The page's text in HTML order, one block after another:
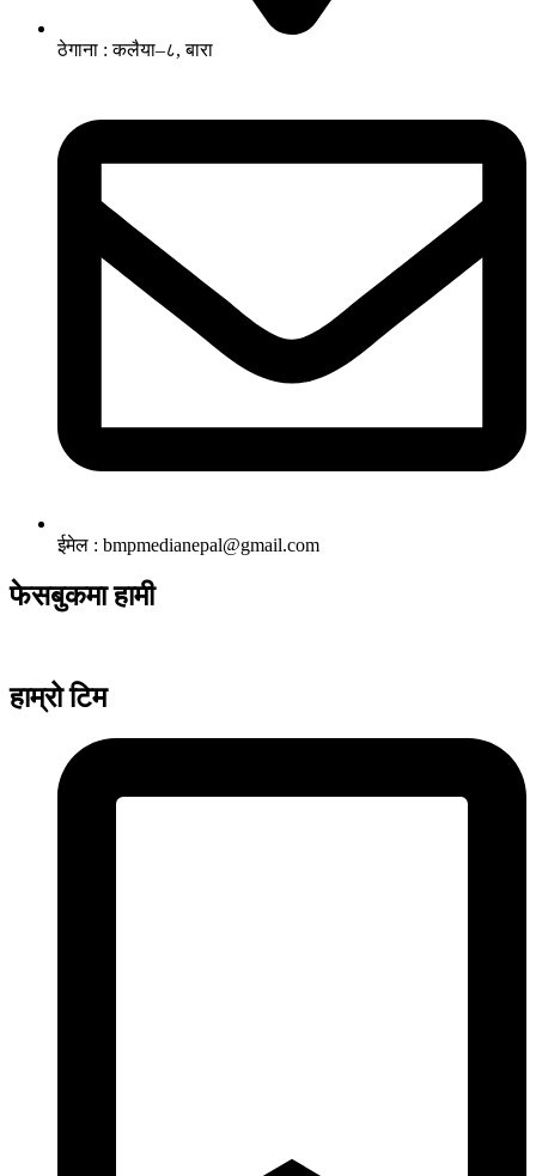
ठेगाना : कलैया–८, बारा
ईमेल : bmpmedianepal@gmail.com
फेसबुकमा हामी
हाम्रो टिम